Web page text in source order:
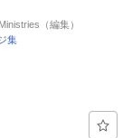
（編集）
集